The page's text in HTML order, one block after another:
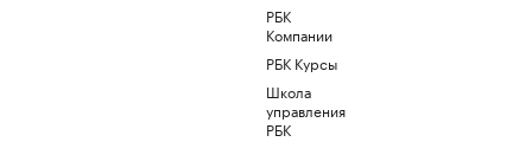
РБК
Компании
РБК Курсы
Школа
управления
РБК